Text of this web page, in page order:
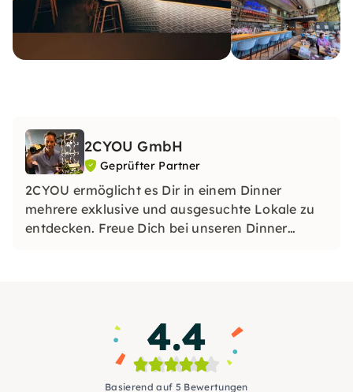
2CYOU GmbH
Geprüfter Partner
2CYOU ermöglicht es Dir in einem Dinner
mehrere exklusive und ausgesuchte Lokale zu
entdecken. Freue Dich bei unseren Dinner
4.4
Basierend auf 5 Bewertungen